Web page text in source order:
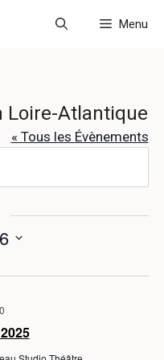
Menu
Loire-Atlantique
« Tous les Évènements